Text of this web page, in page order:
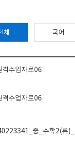
체 국어
격수업자료06
격수업자료06
중_수학2(류